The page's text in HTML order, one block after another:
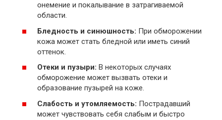
онемение и покалывание в затрагиваемой
области.
Бледность и синюшность: При обморожении
кожа может стать бледной или иметь синий
оттенок.
Отеки и пузыри: В некоторых случаях
обморожение может вызвать отеки и
образование пузырей на коже.
Слабость и утомляемость: Пострадавший
может чувствовать себя слабым и быстро